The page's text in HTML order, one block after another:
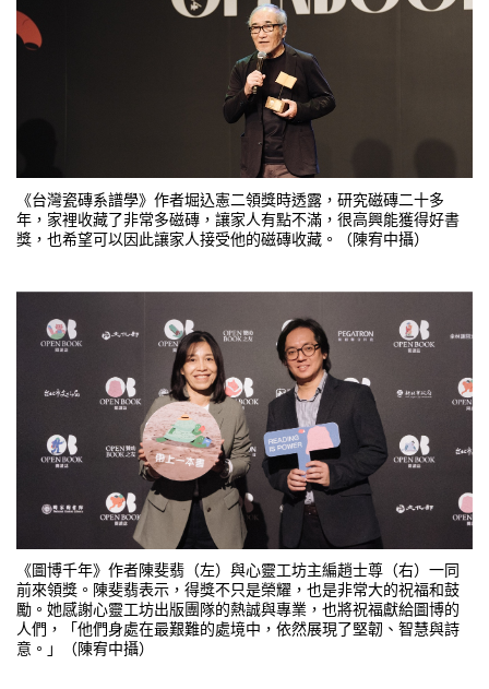
《台灣瓷磚系譜學》作者堀込憲二領獎時透露，研究磁磚二十多
年，家裡收藏了非常多磁磚，讓家人有點不滿，很高興能獲得好書
獎，也希望可以因此讓家人接受他的磁磚收藏。（陳宥中攝）
《圖博千年》作者陳斐翡（左）與心靈工坊主編趙士尊（右）一同
前來領獎。陳斐翡表示，得獎不只是榮耀，也是非常大的祝福和鼓
勵。她感謝心靈工坊出版團隊的熱誠與專業，也將祝福獻給圖博的
人們，「他們身處在最艱難的處境中，依然展現了堅韌、智慧與詩
意。」（陳宥中攝）